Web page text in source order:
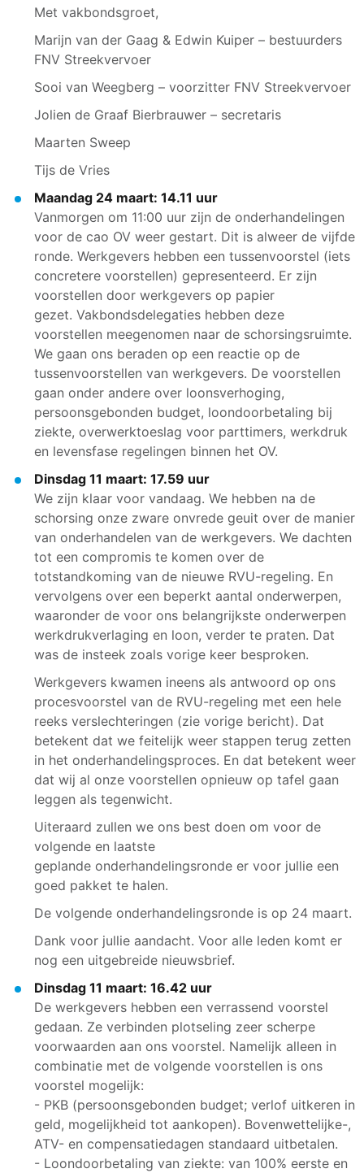
Met vakbondsgroet,
Marijn van der Gaag & Edwin Kuiper – bestuurders
FNV Streekvervoer
Sooi van Weegberg – voorzitter FNV Streekvervoer
Jolien de Graaf Bierbrauwer – secretaris
Maarten Sweep
Tijs de Vries
Maandag 24 maart: 14.11 uur
Vanmorgen om 11:00 uur zijn de onderhandelingen
voor de cao OV weer gestart. Dit is alweer de vijfde
ronde. Werkgevers hebben een tussenvoorstel (iets
concretere voorstellen) gepresenteerd. Er zijn
voorstellen door werkgevers op papier
gezet. Vakbondsdelegaties hebben deze
voorstellen meegenomen naar de schorsingsruimte.
We gaan ons beraden op een reactie op de
tussenvoorstellen van werkgevers. De voorstellen
gaan onder andere over loonsverhoging,
persoonsgebonden budget, loondoorbetaling bij
ziekte, overwerktoeslag voor parttimers, werkdruk
en levensfase regelingen binnen het OV.
Dinsdag 11 maart: 17.59 uur
We zijn klaar voor vandaag. We hebben na de
schorsing onze zware onvrede geuit over de manier
van onderhandelen van de werkgevers. We dachten
tot een compromis te komen over de
totstandkoming van de nieuwe RVU-regeling. En
vervolgens over een beperkt aantal onderwerpen,
waaronder de voor ons belangrijkste onderwerpen
werkdrukverlaging en loon, verder te praten. Dat
was de insteek zoals vorige keer besproken.
Werkgevers kwamen ineens als antwoord op ons
procesvoorstel van de RVU-regeling met een hele
reeks verslechteringen (zie vorige bericht). Dat
betekent dat we feitelijk weer stappen terug zetten
in het onderhandelingsproces. En dat betekent weer
dat wij al onze voorstellen opnieuw op tafel gaan
leggen als tegenwicht.
Uiteraard zullen we ons best doen om voor de
volgende en laatste
geplande onderhandelingsronde er voor jullie een
goed pakket te halen.
De volgende onderhandelingsronde is op 24 maart.
Dank voor jullie aandacht. Voor alle leden komt er
nog een uitgebreide nieuwsbrief.
Dinsdag 11 maart: 16.42 uur
De werkgevers hebben een verrassend voorstel
gedaan. Ze verbinden plotseling zeer scherpe
voorwaarden aan ons voorstel. Namelijk alleen in
combinatie met de volgende voorstellen is ons
voorstel mogelijk:
- PKB (persoonsgebonden budget; verlof uitkeren in
geld, mogelijkheid tot aankopen). Bovenwettelijke-,
ATV- en compensatiedagen standaard uitbetalen.
- Loondoorbetaling van ziekte: van 100% eerste en